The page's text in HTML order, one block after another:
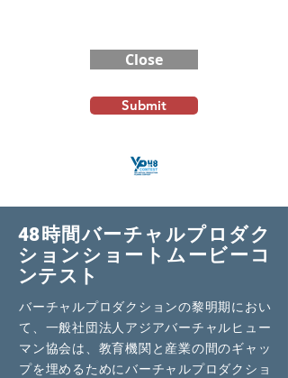
Close
Submit
48時間バーチャルプロダク
ションショートムービーコ
ンテスト
バーチャルプロダクションの黎明期におい
て、一般社団法人アジアバーチャルヒュー
マン協会は、教育機関と産業の間のギャッ
プを埋めるためにバーチャルプロダクショ